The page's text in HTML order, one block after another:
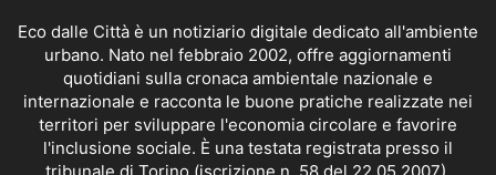
Eco dalle Città è un notiziario digitale dedicato all'ambiente
urbano. Nato nel febbraio 2002, offre aggiornamenti
quotidiani sulla cronaca ambientale nazionale e
internazionale e racconta le buone pratiche realizzate nei
territori per sviluppare l'economia circolare e favorire
l'inclusione sociale. È una testata registrata presso il